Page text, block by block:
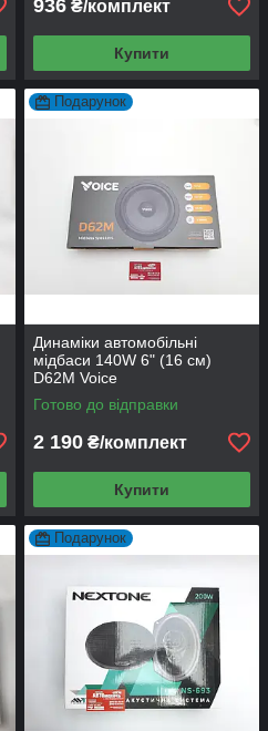
936 ₴/комплект
Купити
Подарунок
Динаміки автомобільні
мідбаси 140W 6" (16 см)
D62M Voice
Готово до відправки
2 190 ₴/комплект
Купити
Подарунок